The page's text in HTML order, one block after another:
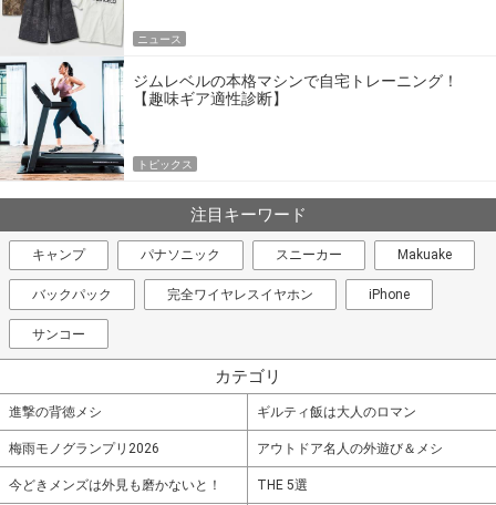
ニュース
ジムレベルの本格マシンで自宅トレーニング！
【趣味ギア適性診断】
トピックス
注目キーワード
キャンプ パナソニック スニーカー Makuake
バックパック 完全ワイヤレスイヤホン iPhone
サンコー
カテゴリ
進撃の背徳メシ ギルティ飯は大人のロマン
梅雨モノグランプリ2026 アウトドア名人の外遊び＆メシ
今どきメンズは外見も磨かないと！ THE 5選